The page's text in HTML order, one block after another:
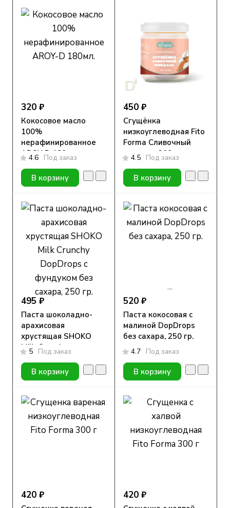
320 ₽
Кокосовое масло
100%
нерафинированное
AROY-D 180мл.
4.6 Под заказ
В корзину
450 ₽
Сгущёнка
низкоуглеводная Fito
Forma Сливочный
миндаль 300 г
4.5 Под заказ
В корзину
495 ₽
Паста шоколадно-
арахисовая
хрустящая SHOKO
Milk Crunchy
DopDrops с фундуком
без сахара, 250 гр.
5 Под заказ
В корзину
520 ₽
Паста кокосовая с
малиной DopDrops
без сахара, 250 гр.
4.7 Под заказ
В корзину
420 ₽ 420 ₽